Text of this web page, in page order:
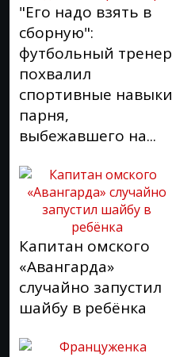
"Его надо взять в
сборную":
футбольный тренер
похвалил
спортивные навыки
парня,
выбежавшего на...
Капитан омского
«Авангарда»
случайно запустил
шайбу в ребёнка